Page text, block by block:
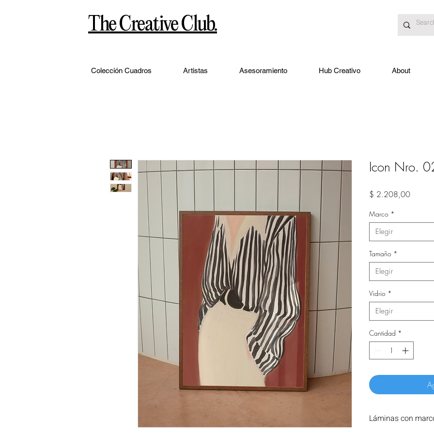
The Creative Club.
Colección Cuadros Artistas Asesoramiento Hub Creativo About
Icon Nro.
$ 2.208,00Precio
Marco *
Elegir
Tamaño *
Elegir
Vidrio *
Elegir
Cantidad *
Láminas con